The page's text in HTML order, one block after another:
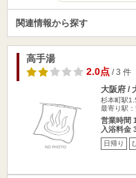
関連情報から探す
高手湯
2.0点/ 3 件
大阪府 /
杉本町駅
最寄り駅
営業時間
入浴料金
日帰り